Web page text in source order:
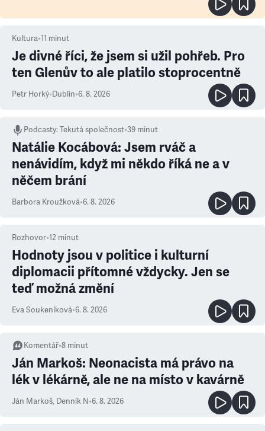
Kultura•11 minut
Je divné říci, že jsem si užil pohřeb. Pro
ten Glenův to ale platilo stoprocentně
Petr Horký•Dublin•6. 8. 2026
Podcasty:Tekutá společnost•39 minut
Natálie Kocábová: Jsem rváč a
nenávidím, když mi někdo říká ne a v
něčem brání
Barbora Kroužková•6. 8. 2026
Rozhovor•12 minut
Hodnoty jsou v politice i kulturní
diplomacii přítomné vždycky. Jen se
teď možná změní
Eva Soukeníková•6. 8. 2026
Komentář•8 minut
Ján Markoš: Neonacista má právo na
lék v lékárně, ale ne na místo v kavárně
Ján Markoš, Denník N•6. 8. 2026